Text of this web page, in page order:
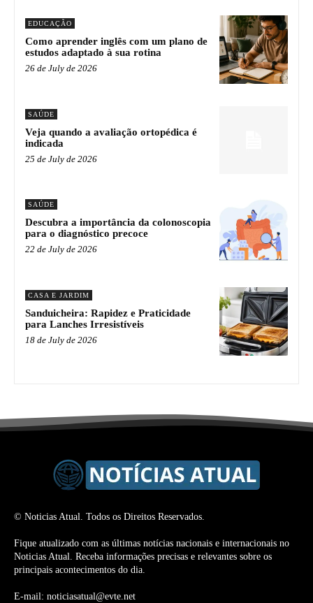
EDUCAÇÃO
Como aprender inglês com um plano de
estudos adaptado à sua rotina
26 de July de 2026
SAÚDE
Veja quando a avaliação ortopédica é
indicada
25 de July de 2026
SAÚDE
Descubra a importância da colonoscopia
para o diagnóstico precoce
22 de July de 2026
CASA E JARDIM
Sanduicheira: Rapidez e Praticidade
para Lanches Irresistíveis
18 de July de 2026
© Noticias Atual. Todos os Direitos Reservados.
Fique atualizado com as últimas notícias nacionais e internacionais no
Noticias Atual. Receba informações precisas e relevantes sobre os
principais acontecimentos do dia.
E-mail: noticiasatual@evte.net